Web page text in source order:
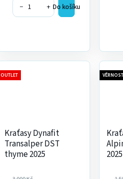
− + Do košíku
OUTLET
Kraťasy Dynafit
Transalper DST
thyme 2025
2025